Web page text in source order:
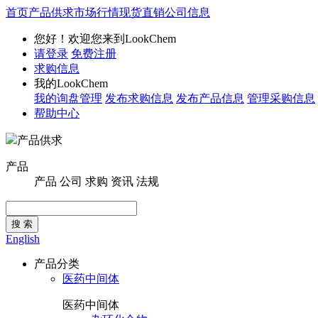
首页产品供求市场行情现货直销公司信息
您好！欢迎您来到LookChem
请登录 免费注册
求购信息
我的LookChem
我的询盘管理 发布求购信息 发布产品信息 管理采购信息
帮助中心
产品供求
产品
产品 公司 求购 资讯 法规
搜 索
English
产品分类
医药中间体
医药中间体